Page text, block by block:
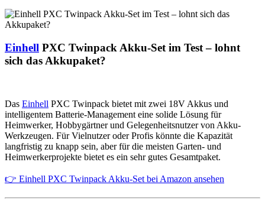
Einhell PXC Twinpack Akku-Set im Test – lohnt
sich das Akkupaket?
Das Einhell PXC Twinpack bietet mit zwei 18V Akkus und
intelligentem Batterie-Management eine solide Lösung für
Heimwerker, Hobbygärtner und Gelegenheitsnutzer von Akku-
Werkzeugen. Für Vielnutzer oder Profis könnte die Kapazität
langfristig zu knapp sein, aber für die meisten Garten- und
Heimwerkerprojekte bietet es ein sehr gutes Gesamtpaket.
👉 Einhell PXC Twinpack Akku-Set bei Amazon ansehen